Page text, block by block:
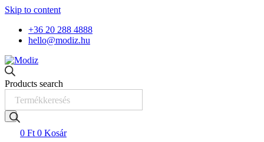
Skip to content
+36 20 288 4888
hello@modiz.hu
Products search
0 Ft 0 Kosár